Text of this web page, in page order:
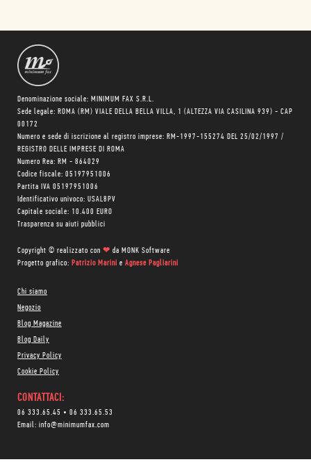
Denominazione sociale: MINIMUM FAX S.R.L.
Sede legale: ROMA (RM) VIALE DELLA BELLA VILLA, 1 (ALTEZZA VIA CASILINA 939) - CAP
00172
Numero e sede di iscrizione al registro imprese: RM-1997-155274 DEL 25/02/1997 /
REGISTRO DELLE IMPRESE DI ROMA
Numero Rea: RM - 864029
Codice fiscale: 05197951006
Partita IVA 05197951006
Identificativo univoco: USAL8PV
Capitale sociale: 10.400 EURO
Trasparenza su aiuti pubblici
Copyright © realizzato con ❤ da MONK Software
Progetto grafico: Patrizio Marini e Agnese Pagliarini
Chi siamo
Negozio
Blog Magazine
Blog Daily
Privacy Policy
Cookie Policy
CONTATTACI:
06 333.65.45 • 06 333.65.53
Email: info@minimumfax.com